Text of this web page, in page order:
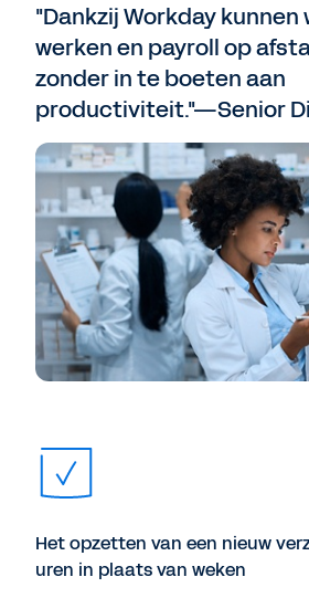
"Dankzij Workday kunnen
werken en payroll op
zonder in te boeten aan
productiviteit."—Senior
Het opzetten van een nieuw
uren in plaats van weken